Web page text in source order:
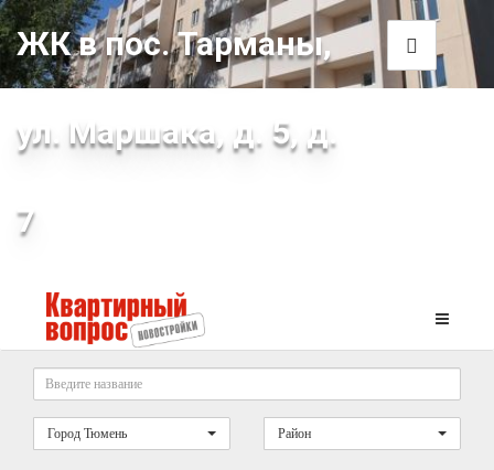
ЖК в пос. Тарманы,
ул. Маршака, д. 5, д.
7
Город Тюмень Район